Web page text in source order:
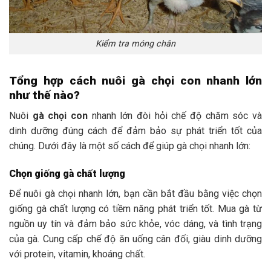
Kiểm tra móng chân
Tổng hợp cách nuôi gà chọi con nhanh lớn
như thế nào?
Nuôi gà chọi con nhanh lớn đòi hỏi chế độ chăm sóc và
dinh dưỡng đúng cách để đảm bảo sự phát triển tốt của
chúng. Dưới đây là một số cách để giúp gà chọi nhanh lớn:
Chọn giống gà chất lượng
Để nuôi gà chọi nhanh lớn, bạn cần bắt đầu bằng việc chọn
giống gà chất lượng có tiềm năng phát triển tốt. Mua gà từ
nguồn uy tín và đảm bảo sức khỏe, vóc dáng, và tình trạng
của gà. Cung cấp chế độ ăn uống cân đối, giàu dinh dưỡng
với protein, vitamin, khoáng chất.